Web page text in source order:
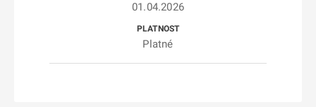
01.04.2026
Platné